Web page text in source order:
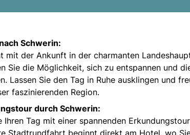
Schwerin:
mit der Ankunft in der charmanten
Sie die Möglichkeit, sich zu entspannen und
Lassen Sie den Tag in Ruhe ausklingen und
faszinierenden Region.
durch Schwerin:
Ihren Tag mit einer spannenden